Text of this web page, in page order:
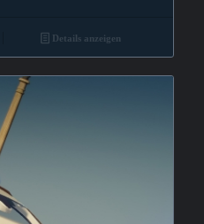
Details anzeigen